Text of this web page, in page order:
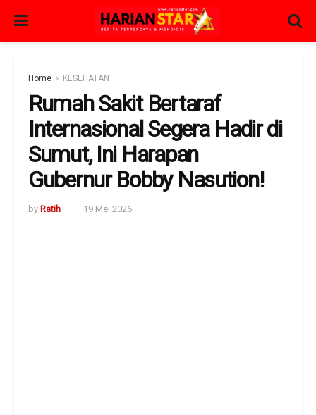
Home KESEHATAN
Rumah Sakit Bertaraf
Internasional Segera Hadir di
Sumut, Ini Harapan
Gubernur Bobby Nasution!
by Ratih 19 Mei 2026